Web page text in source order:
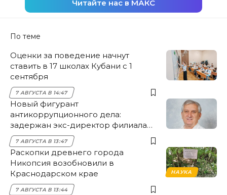
Читайте нас в МАКС
По теме
Оценки за поведение начнут
ставить в 17 школах Кубани с 1
сентября
7 АВГУСТА В 14:47
Новый фигурант
антикоррупционного дела:
задержан экс-директор филиала
НЭСК Крымска
7 АВГУСТА В 13:47
НАУКА
Раскопки древнего города
Никопсия возобновили в
Краснодарском крае
7 АВГУСТА В 13:44